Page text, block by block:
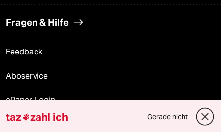
Fragen & Hilfe
Feedback
Aboservice
ePaper Login
Downloads für Abonnierende
taz zahl ich Gerade nicht